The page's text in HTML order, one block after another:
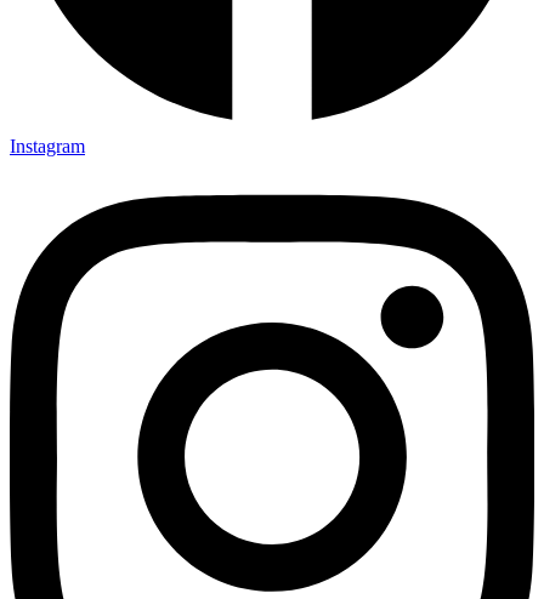
Instagram